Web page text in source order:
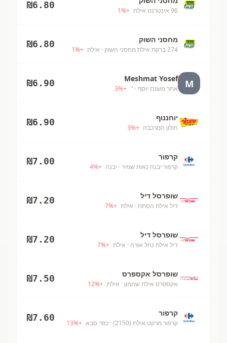
96 אינטרנט אילת +
1%
₪6.80
מחסני השוק
274 ברקת אילת מחסני השוק · אילת +
1%
₪6.80
M
Meshmat Yosef
אתר משנת יוסף · ''
+
3%
₪6.90
יוחננוף
חולון המרכבה +
3%
₪6.90
קרפור
קרפור יבנה נאות שמיר · יבנה +
4%
₪7.00
שופרסל דיל
דיל אילת הסתת · אילת +
7%
₪7.20
שופרסל דיל
דיל אילת נחל אורה · אילת +
7%
₪7.20
שופרסל אקספרס
אקספרס אילת שחמון · אילת +
12%
₪7.50
קרפור
קרפור מרקט אילת (2150) · כפר סבא +
13%
₪7.60